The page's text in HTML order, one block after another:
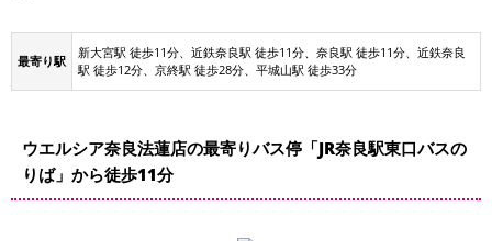
最寄り駅
新大宮駅 徒歩11分、近鉄奈良駅 徒歩11分、奈良駅 徒歩11分、近鉄奈良
駅 徒歩12分、京終駅 徒歩28分、平城山駅 徒歩33分
ウエルシア奈良法蓮店の最寄りバス停「JR奈良駅東口バスの
りば」から徒歩11分